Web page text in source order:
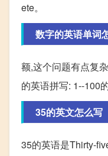
ete。
数字的英语单词
额,这个问题有点复
的英语拼写: 1--100的
35的英文怎么写
35的英语是Thirty-